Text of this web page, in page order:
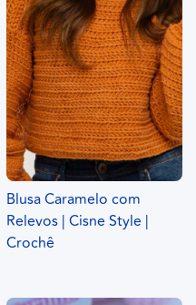
Blusa Caramelo com
Relevos | Cisne Style |
Crochê